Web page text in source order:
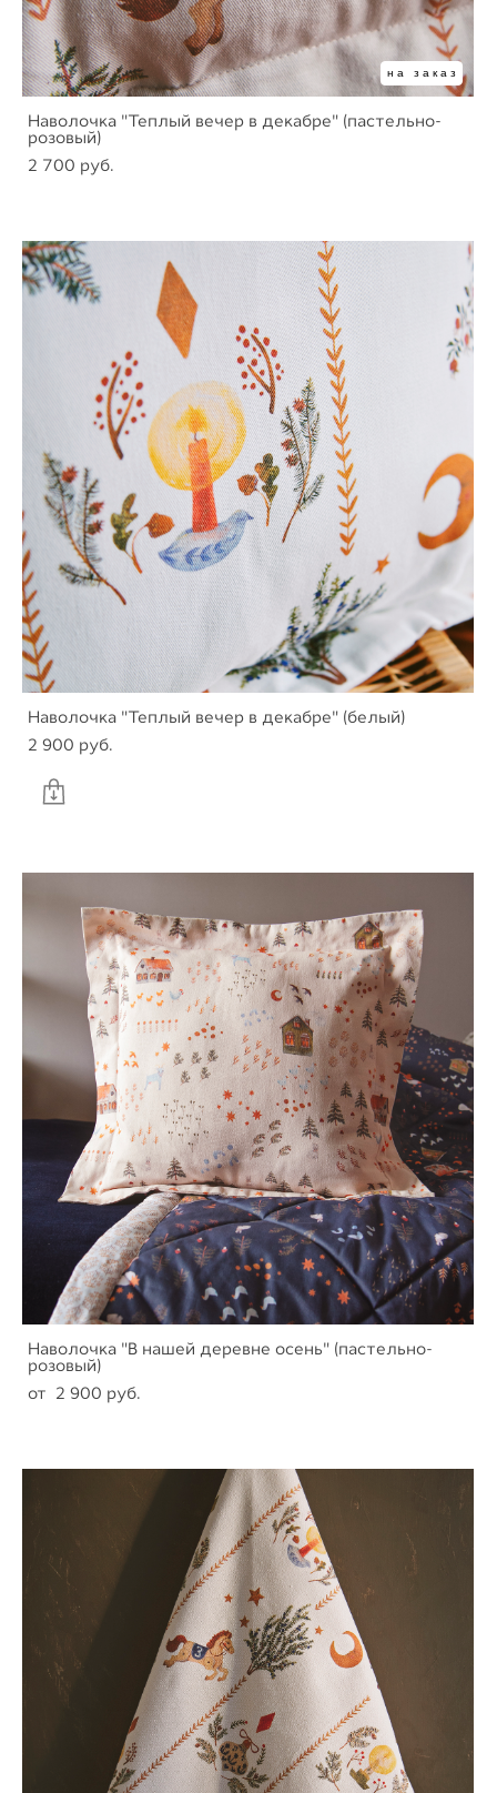
на заказ
Наволочка "Теплый вечер в декабре" (пастельно-
розовый)
2 700 pуб.
Наволочка "Теплый вечер в декабре" (белый)
2 900 pуб.
Наволочка "В нашей деревне осень" (пастельно-
розовый)
от 2 900 pуб.